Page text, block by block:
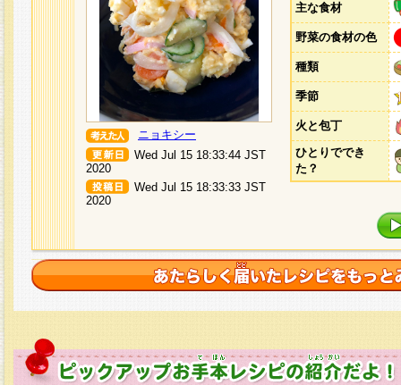
ニョキシー
Wed Jul 15 18:33:44 JST
2020
Wed Jul 15 18:33:33 JST
2020
主な食材
野菜の食材の色
種類
季節
火と包丁
ひとりででき
た？